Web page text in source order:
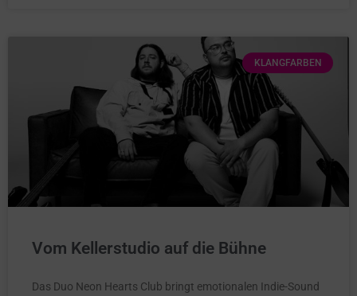
KLANGFARBEN
Vom Kellerstudio auf die Bühne
Das Duo Neon Hearts Club bringt emotionalen Indie-Sound